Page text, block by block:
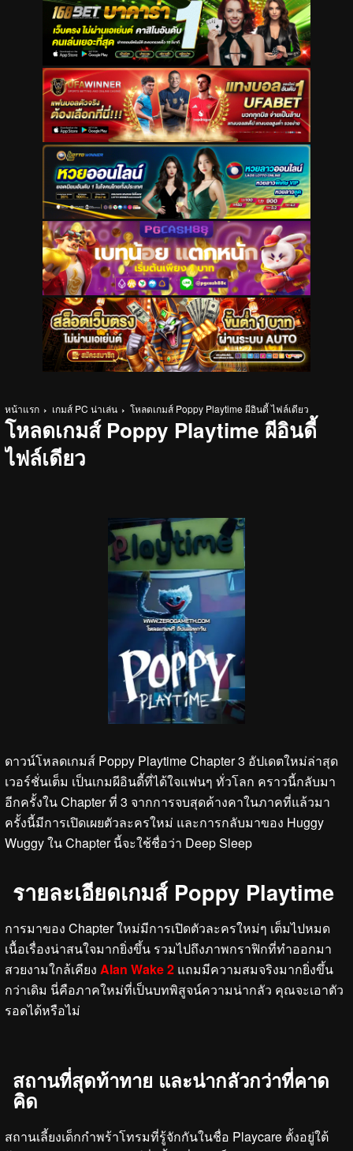
หน้าแรก เกมส์ PC น่าเล่น โหลดเกมส์ Poppy Playtime ผีอินดี้ ไฟล์เดียว
โหลดเกมส์ Poppy Playtime ผีอินดี้
ไฟล์เดียว
ดาวน์โหลดเกมส์ Poppy Playtime Chapter 3 อัปเดตใหม่ล่าสุด
เวอร์ชั่นเต็ม เป็นเกมผีอินดี้ที่ได้ใจแฟนๆ ทั่วโลก คราวนี้กลับมา
อีกครั้งใน Chapter ที่ 3 จากการจบสุดค้างคาในภาคที่แล้วมา
ครั้งนี้มีการเปิดเผยตัวละครใหม่ และการกลับมาของ Huggy
Wuggy ใน Chapter นี้จะใช้ชื่อว่า Deep Sleep
รายละเอียดเกมส์ Poppy Playtime
การมาของ Chapter ใหม่มีการเปิดตัวละครใหม่ๆ เต็มไปหมด
เนื้อเรื่องน่าสนใจมากยิ่งขึ้น รวมไปถึงภาพกราฟิกที่ทำออกมา
สวยงามใกล้เคียง Alan Wake 2 แถมมีความสมจริงมากยิ่งขึ้น
กว่าเดิม นี่คือภาคใหม่ที่เป็นบทพิสูจน์ความน่ากลัว คุณจะเอาตัว
รอดได้หรือไม่
สถานที่สุดท้าทาย และน่ากลัวกว่าที่คาด
คิด
สถานเลี้ยงเด็กกำพร้าโทรมที่รู้จักกันในชื่อ Playcare ตั้งอยู่ใต้